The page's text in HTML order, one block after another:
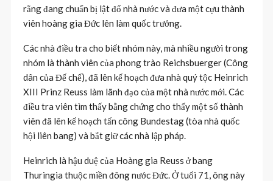
rằng đang chuẩn bị lật đổ nhà nước và đưa một cựu thành
viên hoàng gia Đức lên làm quốc trưởng.
Các nhà điều tra cho biết nhóm này, mà nhiều người trong
nhóm là thành viên của phong trào Reichsbuerger (Công
dân của Đế chế), đã lên kế hoạch đưa nhà quý tộc Heinrich
XIII Prinz Reuss làm lãnh đạo của một nhà nước mới. Các
điều tra viên tìm thấy bằng chứng cho thấy một số thành
viên đã lên kế hoạch tấn công Bundestag (tòa nhà quốc
hội liên bang) và bắt giữ các nhà lập pháp.
Heinrich là hậu duệ của Hoàng gia Reuss ở bang
Thuringia thuộc miền đông nước Đức. Ở tuổi 71, ông này